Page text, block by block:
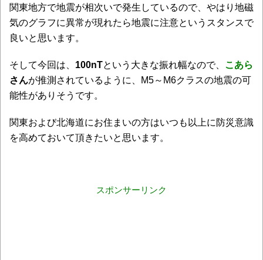
関東地方で地震が相次いで発生しているので、やはり地磁
気のグラフに異常が現れたら地震に注意というスタンスで
良いと思います。
そして今回は、 100nTという大きな振れ幅なので、 こあら
さんが推測されているように、M5～M6クラスの地震の可
能性がありそうです。
関東および北海道にお住まいの方はいつも以上に防災意識
を高めておいて頂きたいと思います。
スポンサーリンク